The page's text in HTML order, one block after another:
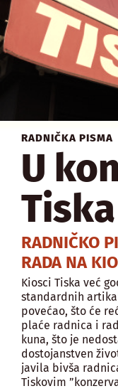
RADNIČKA PISMA
U
Tiska
RADNIČKO
RADA NA
Kiosci Tiska već
standardnih
povećao, što će
plaće radnica i
kuna, što je
dostojanstven
javila bivša
Tiskovim